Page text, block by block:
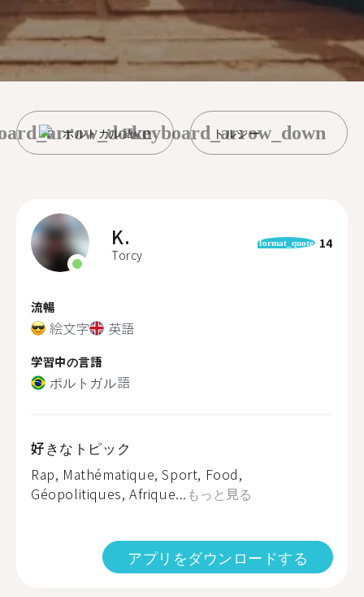
ポルトガル語 トルシー
keyboard_arrow_down
K.
Torcy
format_quote 14
流暢
絵文字 英語
学習中の言語
ポルトガル語
好きなトピック
Rap, Mathématique, Sport, Food,
Géopolitiques, Afrique... もっと見る
アプリをダウンロードする